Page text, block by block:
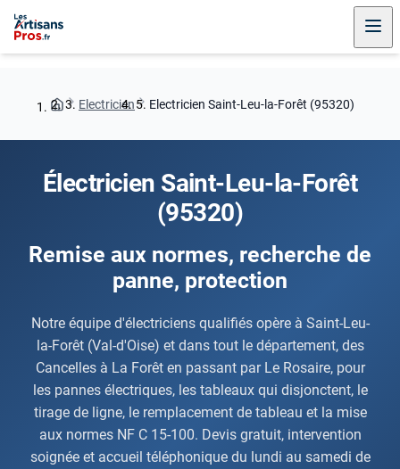
Electricien Electricien Saint-Leu-la-Forêt (95320)
Électricien Saint-Leu-la-Forêt
(95320)
Remise aux normes, recherche de
panne, protection
Notre équipe d'électriciens qualifiés opère à Saint-Leu-
la-Forêt (Val-d'Oise) et dans tout le département, des
Cancelles à La Forêt en passant par Le Rosaire, pour
les pannes électriques, les tableaux qui disjonctent, le
tirage de ligne, le remplacement de tableau et la mise
aux normes NF C 15-100. Devis gratuit, intervention
soignée et accueil téléphonique du lundi au samedi de